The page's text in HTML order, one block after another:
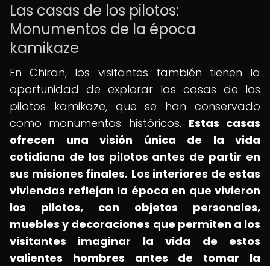
Las casas de los pilotos:
Monumentos de la época
kamikaze
En Chiran, los visitantes también tienen la
oportunidad de explorar las casas de los
pilotos kamikaze, que se han conservado
como monumentos históricos. Estas casas
ofrecen una visión única de la vida
cotidiana de los pilotos antes de partir en
sus misiones finales. Los interiores de estas
viviendas reflejan la época en que vivieron
los pilotos, con objetos personales,
muebles y decoraciones que permiten a los
visitantes imaginar la vida de estos
valientes hombres antes de tomar la